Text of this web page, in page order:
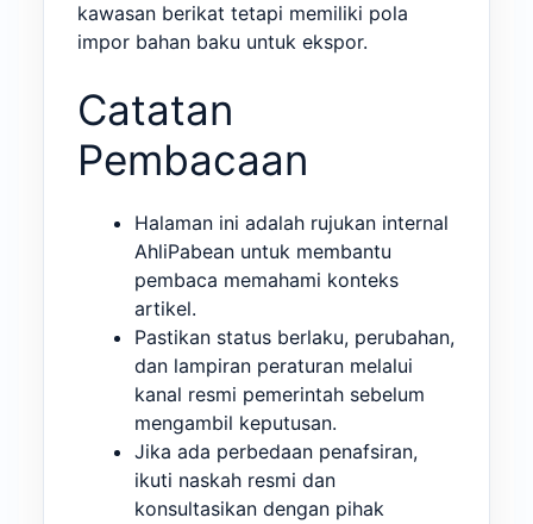
kawasan berikat tetapi memiliki pola
impor bahan baku untuk ekspor.
Catatan
Pembacaan
Halaman ini adalah rujukan internal
AhliPabean untuk membantu
pembaca memahami konteks
artikel.
Pastikan status berlaku, perubahan,
dan lampiran peraturan melalui
kanal resmi pemerintah sebelum
mengambil keputusan.
Jika ada perbedaan penafsiran,
ikuti naskah resmi dan
konsultasikan dengan pihak